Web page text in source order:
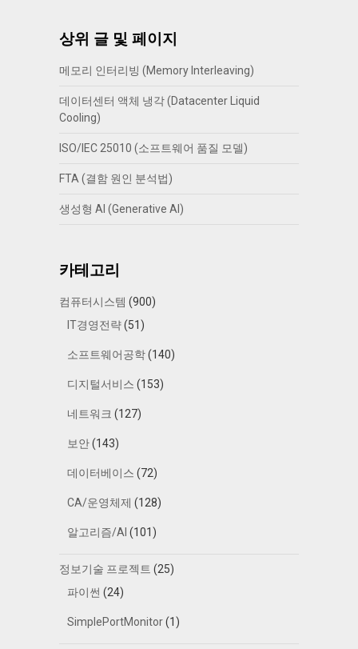
상위 글 및 페이지
메모리 인터리빙 (Memory Interleaving)
데이터센터 액체 냉각 (Datacenter Liquid
Cooling)
ISO/IEC 25010 (소프트웨어 품질 모델)
FTA (결함 원인 분석법)
생성형 AI (Generative AI)
카테고리
컴퓨터시스템 (900)
IT경영전략(51)
소프트웨어공학(140)
디지털서비스 (153)
네트워크 (127)
보안(143)
데이터베이스 (72)
CA/운영체제 (128)
알고리즘/AI (101)
정보기술 프로젝트 (25)
파이썬 (24)
SimplePortMonitor(1)